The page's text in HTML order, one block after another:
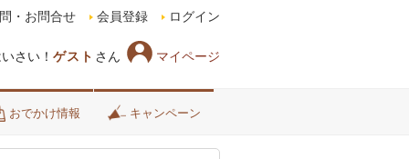
さい！ ゲスト さん マイページ
・お問合せ 会員登録 ログイン
おでかけ情報 キャンペーン